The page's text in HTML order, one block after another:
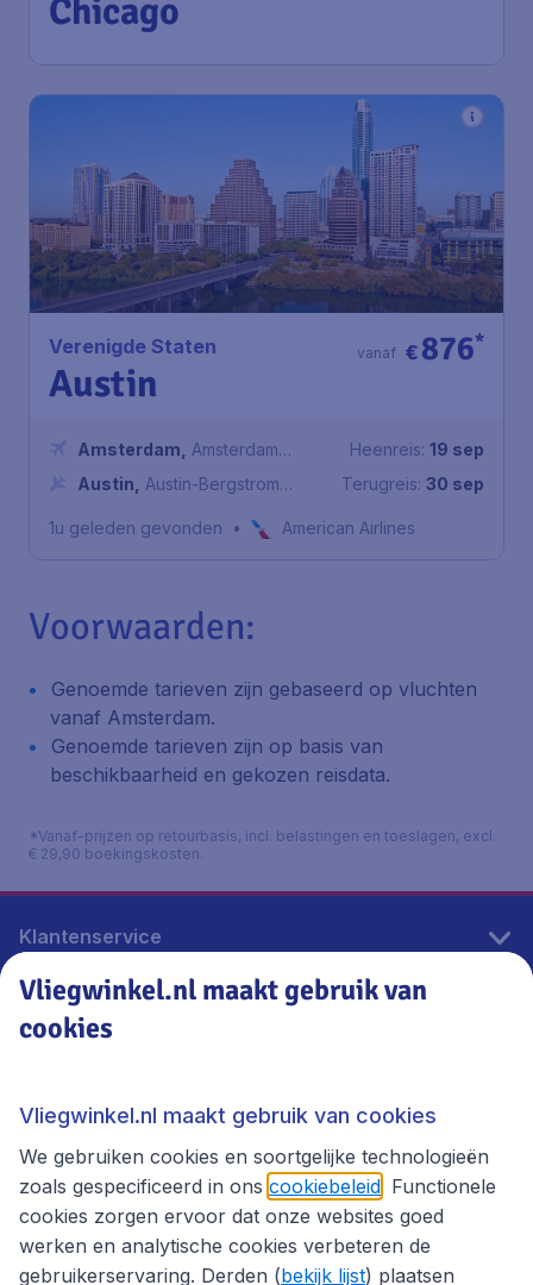
Airport
1u geleden gevonden
Verenigde Staten
Austin
€876*
vanaf
Amsterdam
Amsterdam
Airport Schiphol
Austin
Austin-Bergstrom
Heenreis: 19 sep
Terugreis: 30 sep
1u geleden gevonden • American Airlines
Voorwaarden:
Genoemde tarieven zijn gebaseerd op vluchten
vanaf Amsterdam.
Genoemde tarieven zijn op basis van
beschikbaarheid en gekozen reisdata.
*Vanaf-prijzen op retourbasis, incl. belastingen en toeslagen, excl.
€ 29,90 boekingskosten.
Klantenservice
Vliegwinkel.nl
Thema's
Vliegwinkel.nl maakt gebruik van
cookies
Vliegwinkel.nl maakt gebruik van cookies
We gebruiken cookies en soortgelijke technologieën
zoals gespecificeerd in ons cookiebeleid . Functionele
cookies zorgen ervoor dat onze websites goed
werken en analytische cookies verbeteren de
gebruikerservaring. Derden (bekijk lijst) plaatsen